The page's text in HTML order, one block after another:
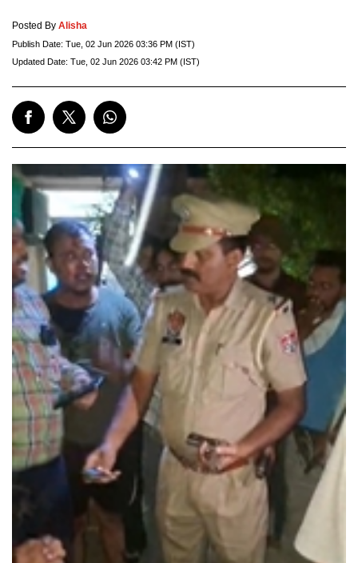
Posted By Alisha
Publish Date: Tue, 02 Jun 2026 03:36 PM (IST)
Updated Date: Tue, 02 Jun 2026 03:42 PM (IST)